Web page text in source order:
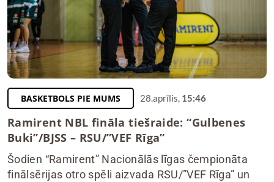
BASKETBOLS PIE MUMS 28.aprīlis, 15:46
Ramirent NBL fināla tiešraide: “Gulbenes
Buki”/BJSS – RSU/”VEF Rīga”
Šodien “Ramirent” Nacionālās līgas čempionāta
finālsērijas otro spēli aizvada RSU/”VEF Rīga” un